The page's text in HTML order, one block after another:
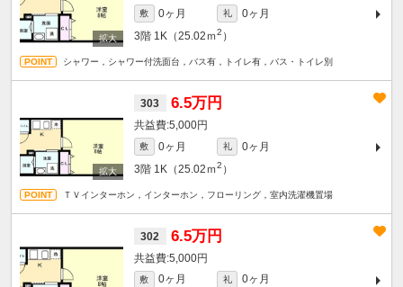
敷 0ヶ月 礼
0ヶ月
3階 1K（25.02ｍ2 ）
シャワー，シャワー付洗面台，バス有，トイレ有，バス・トイレ別
303 6.5万円
5,000円
敷 0ヶ月 礼
0ヶ月
3階 1K（25.02ｍ2 ）
ＴＶインターホン，インターホン，フローリング，室内洗濯機置場
302 6.5万円
5,000円
敷 0ヶ月 礼
0ヶ月